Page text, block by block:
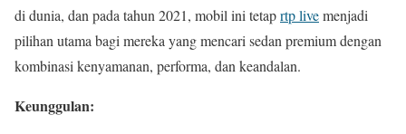
di dunia, dan pada tahun 2021, mobil ini tetaprtp livemenjadi
pilihan utama bagi mereka yang mencari sedan premium dengan
kombinasi kenyamanan, performa, dan keandalan.
Keunggulan: